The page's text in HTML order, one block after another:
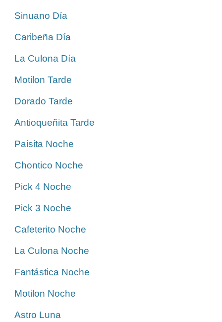
Sinuano Día
Caribeña Día
La Culona Día
Motilon Tarde
Dorado Tarde
Antioqueñita Tarde
Paisita Noche
Chontico Noche
Pick 4 Noche
Pick 3 Noche
Cafeterito Noche
La Culona Noche
Fantástica Noche
Motilon Noche
Astro Luna